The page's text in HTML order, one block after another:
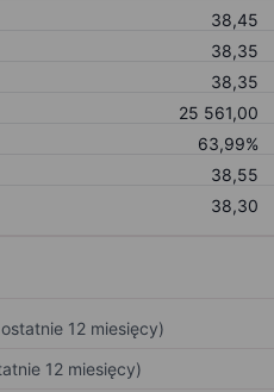
38,45
38,35
38,35
25 561,00
63,99%
38,55
38,30
12 miesięcy)
12 miesięcy)